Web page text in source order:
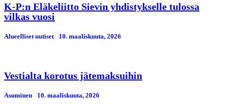
K-P:n Eläkeliitto Sievin yhdistykselle tulossa
vilkas vuosi
Alueelliset uutiset 10. maaliskuuta, 2026
Vestialta korotus jätemaksuihin
Asuminen 10. maaliskuuta, 2026